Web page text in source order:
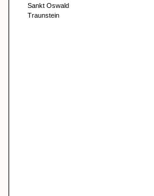
Sankt Oswald
Traunstein